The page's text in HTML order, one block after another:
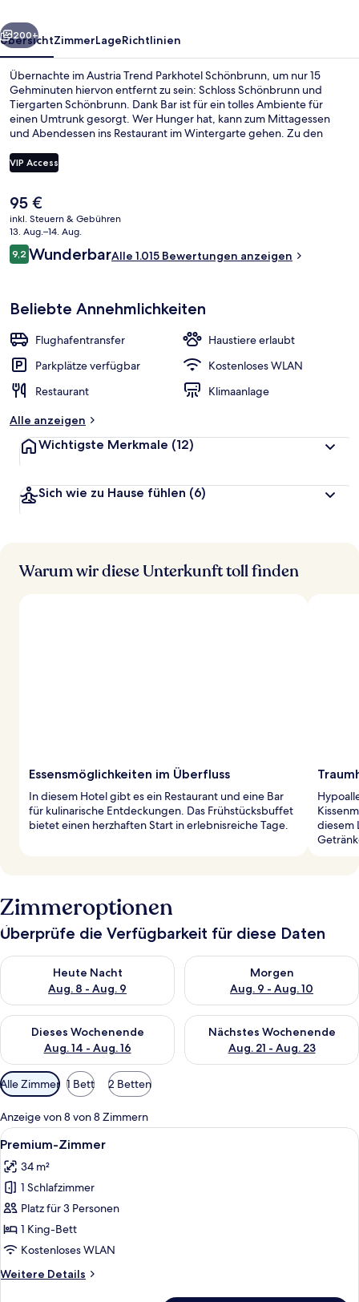
Weiter
200+
ÜbersichtZimmerLageRichtlinien
Übernachte im Austria Trend Parkhotel Schönbrunn, um nur 15
Gehminuten hiervon entfernt zu sein: Schloss Schönbrunn und
Tiergarten Schönbrunn. Dank Bar ist für ein tolles Ambiente für
einen Umtrunk gesorgt. Wer Hunger hat, kann zum Mittagessen
und Abendessen ins Restaurant im Wintergarte gehen. Zu den
eine Snackbar, eine Terrasse und ein Garten. Andere Reisende
schätzen die Lage für die Möglichkeiten zum Sightseeing und die
Dommayergasse ist 4 und die U-Bahn-Station Hietzing ist 6
Gehminuten entfernt.
VIP Access
Der
aktuelle
Preis
beträgt
95 €.
95 €
inkl. Steuern & Gebühren
13. Aug.–14. Aug.
Bewertungen
9,29,2 von 10.
WunderbarAlle 1.015 Bewertungen anzeigen
Beliebte Annehmlichkeiten
Flughafentransfer
Haustiere erlaubt
Parkplätze verfügbar
Kostenloses WLAN
Restaurant
Klimaanlage
Alle anzeigen
Wichtigste Merkmale (12)
Sich wie zu Hause fühlen (6)
Warum wir diese Unterkunft toll finden
Essensmöglichkeiten im Überfluss
In diesem Hotel gibt es ein Restaurant und eine Bar
für kulinarische Entdeckungen. Das Frühstücksbuffet
bietet einen herzhaften Start in erlebnisreiche Tage.
diesem
Zimmeroptionen
Überprüfe die Verfügbarkeit für diese Daten
Heute Nacht
Aug. 8 - Aug. 9
Überprüfe die Verfügbarkeit für heute Nacht, Aug. 8 - Aug. 9.
Morgen
Aug. 9 - Aug. 10
Überprüfe die Verfügbarkeit
Dieses Wochenende
Aug. 14 - Aug. 16
Überprüfe die Verfügbarkeit für dieses Wochenende, Aug. 14
Nächstes Wochenende
Aug. 21 - Aug. 23
Überprüfe die Verfügbarkeit
Verfügbare
Filter
für
Zimmer
Alle Zimmer 1 Bett 2 Betten
Anzeige von 8 von 8 Zimmern
Alle
Fotos
für
Premium-
Zimmer
anzeigen
Ein ordentlich bezogenes Bett mit
24
Premium-Zimmer
34 m²
1 Schlafzimmer
Platz für 3 Personen
1 King-Bett
Kostenloses WLAN
Weitere Details
Weitere